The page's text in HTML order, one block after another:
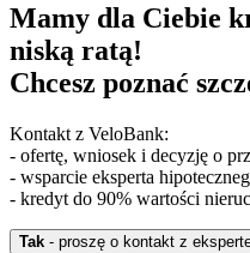
Mamy dla Ciebie
niską ratą!
Chcesz poznać
Kontakt z VeloBank:
- ofertę, wniosek i decyzję o
- wsparcie eksperta
- kredyt do 90% wartości
Tak - proszę o kontakt z